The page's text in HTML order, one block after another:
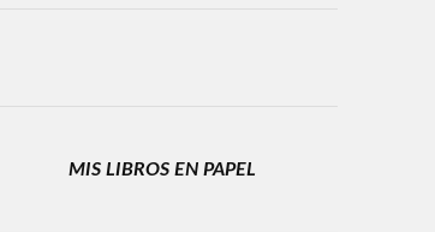
MIS LIBROS EN PAPEL